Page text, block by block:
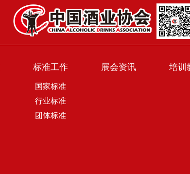
标准工作
国家标准
行业标准
团体标准
展会资讯 培训